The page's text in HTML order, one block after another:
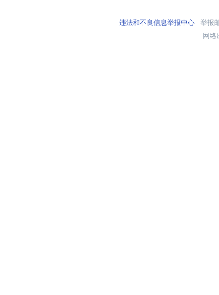
违法和不良信息举报中心举报
网